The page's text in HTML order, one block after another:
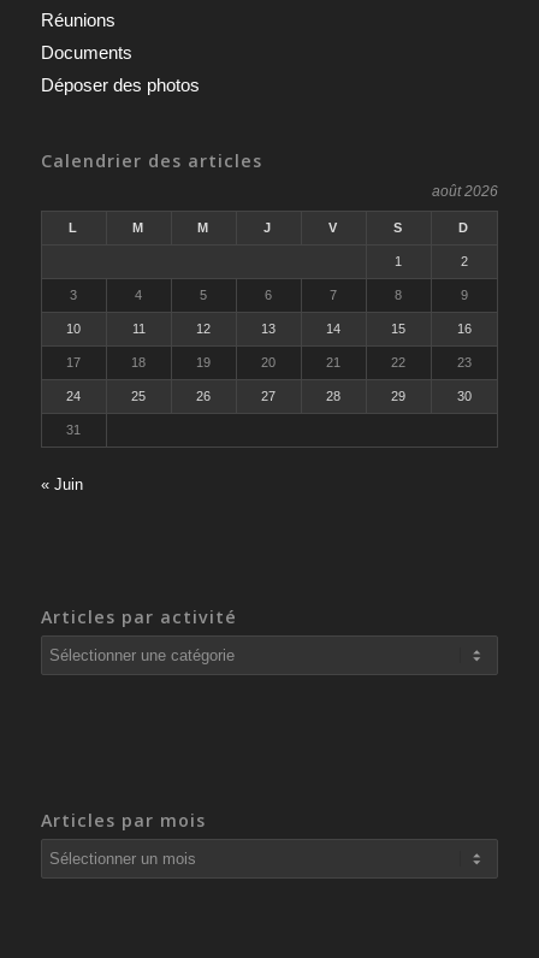
Réunions
Documents
Déposer des photos
Calendrier des articles
août 2026
L M M J V S D
1 2
3 4 5 6 7 8 9
10 11 12 13 14 15 16
17 18 19 20 21 22 23
24 25 26 27 28 29 30
31
« Juin
Articles par activité
Articles
par
Articles par mois